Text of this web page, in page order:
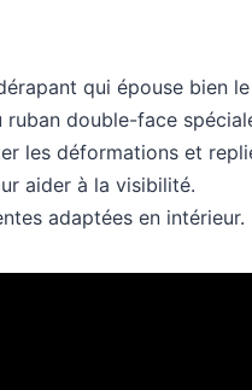
qui épouse bien
double-face
les déformations et
aider à la visibilité.
adaptées en intérieur.